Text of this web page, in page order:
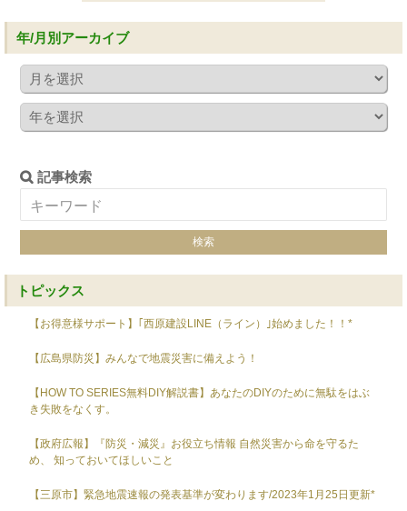
年/月別アーカイブ
記事検索
トピックス
【お得意様サポート】｢西原建設LINE（ライン）｣始めました！！*
【広島県防災】みんなで地震災害に備えよう！
【HOW TO SERIES無料DIY解説書】あなたのDIYのために無駄をはぶ
き失敗をなくす。
【政府広報】『防災・減災』お役立ち情報 自然災害から命を守るた
め、 知っておいてほしいこと
【三原市】緊急地震速報の発表基準が変わります/2023年1月25日更新*